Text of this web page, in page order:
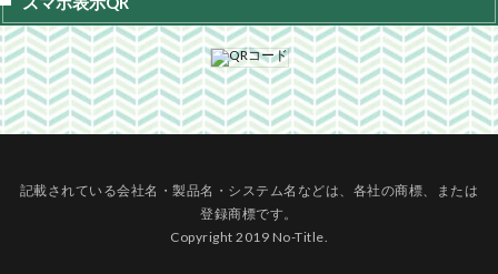
記載されている会社名・製品名・システム名などは、各社の商標、または
登録商標です。
Copyright 2019 No-Title.